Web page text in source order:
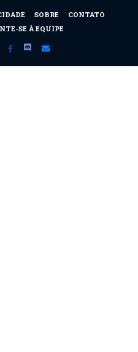
SOBRE
CONTATO
SE À EQUIPE